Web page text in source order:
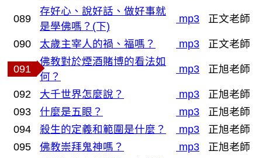
089
存好心、說好話、做好事就
是學佛嗎？(下)
mp3 正文老師
090 太歲主宰人的禍、福嗎？ mp3 正文老師
091
佛教對於煙酒賭博的看法如
何？
mp3 正旭老師
092 大千世界怎麼說？ mp3
正旭老師
093
什麼是五眼？ mp3
正旭老師
094
殺生的定義和範圍是什麼？ mp3
正旭老師
095
佛教崇拜鬼神嗎？ mp3 正旭老師